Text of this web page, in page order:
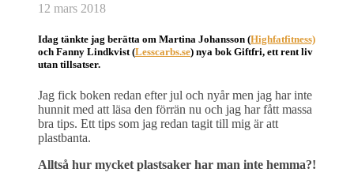
12 mars 2018
Idag tänkte jag berätta om Martina Johansson (Highfatfitness)
och Fanny Lindkvist (Lesscarbs.se) nya bok Giftfri, ett rent liv
utan tillsatser.
Jag fick boken redan efter jul och nyår men jag har inte
hunnit med att läsa den förrän nu och jag har fått massa
bra tips. Ett tips som jag redan tagit till mig är att
plastbanta.
Alltså hur mycket plastsaker har man inte hemma?!